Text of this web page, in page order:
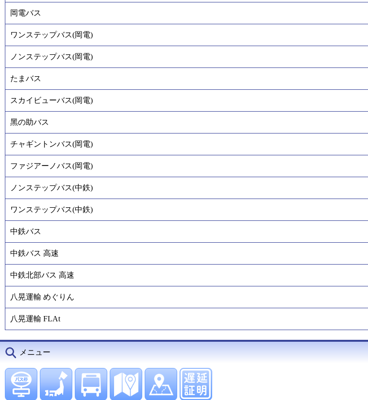
岡電バス
ワンステップバス(岡電)
ノンステップバス(岡電)
たまバス
スカイビューバス(岡電)
黑の助バス
チャギントンバス(岡電)
ファジアーノバス(岡電)
ノンステップバス(中鉄)
ワンステップバス(中鉄)
中鉄バス
中鉄バス 高速
中鉄北部バス 高速
八晃運輸 めぐりん
八晃運輸 FLAt
メニュー